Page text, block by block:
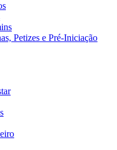
Petizes e Pré-Iniciação